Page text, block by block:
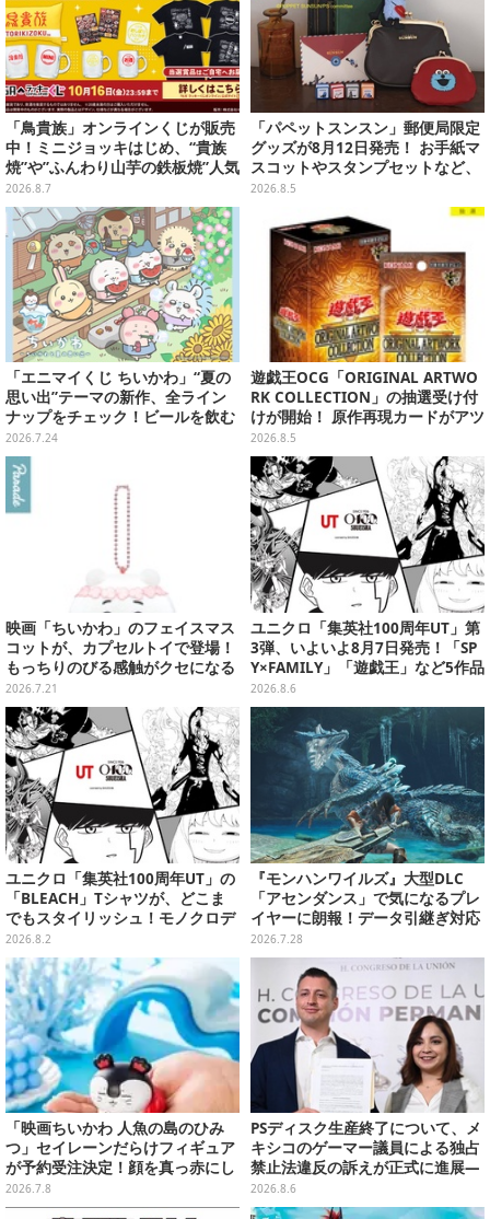
「鳥貴族」オンラインくじが販売
中！ミニジョッキはじめ、“貴族
焼”や”ふんわり山芋の鉄板焼”人気
メニューTシャツなどラインナッ
プ
2026.8.7
「パペットスンスン」郵便局限定
グッズが8月12日発売！ お手紙マ
スコットやスタンプセットなど、
可愛すぎる全5アイテムがライン
2026.8.5
「エニマイくじ ちいかわ」“夏の
思い出”テーマの新作、全ライン
ナップをチェック！ビールを飲む
「くりまんじゅう」ぬいぐるみな
ど
2026.7.24
遊戯王OCG「ORIGINAL ARTWO
RK COLLECTION」の抽選受け付
けが開始！ 原作再現カードがアツ
いスペシャルパック
2026.8.5
映画「ちいかわ」のフェイスマス
コットが、カプセルトイで登場！
もっちりのびる感触がクセになる
ハチワレ、セイレーンなど全5種
2026.7.21
ユニクロ「集英社100周年UT」第
3弾、いよいよ8月7日発売！「SP
Y×FAMILY」「遊戯王」など5作品
をデザイン
2026.8.6
ユニクロ「集英社100周年UT」の
「BLEACH」Tシャツが、どこま
でもスタイリッシュ！モノクロデ
ザインもクール
2026.8.2
『モンハンワイルズ』大型DLC
「アセンダンス」で気になるプレ
イヤーに朗報！データ引継ぎ対応
の「序盤体験版」が配信決定
2026.7.28
「映画ちいかわ 人魚の島のひみ
つ」セイレーンだらけフィギュア
が予約受注決定！顔を真っ赤にし
て口を塞ぐ姿など全6種
2026.7.8
PSディスク生産終了について、メ
キシコのゲーマー議員による独占
禁止法違反の訴えが正式に進展―
「テクノロジーは自由を拡大する
ために役立つべき」
2026.8.6